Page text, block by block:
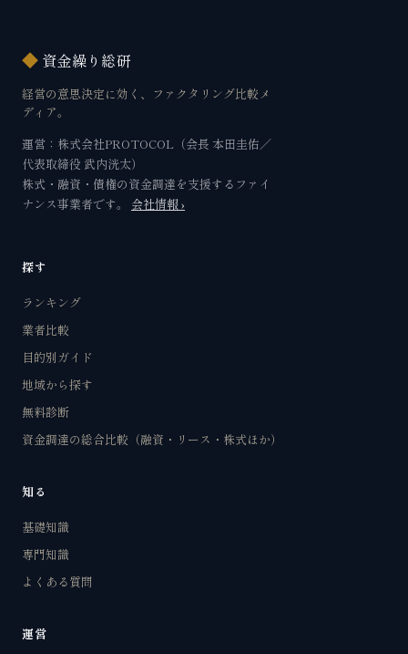
◆ 資金繰り総研
経営の意思決定に効く、ファクタリング比較メ
ディア。
運営：株式会社PROTOCOL（会長 本田圭佑／
代表取締役 武内洸太）
株式・融資・債権の資金調達を支援するファイ
ナンス事業者です。 会社情報 ›
探す
ランキング
業者比較
目的別ガイド
地域から探す
無料診断
資金調達の総合比較（融資・リース・株式ほか）
知る
基礎知識
専門知識
よくある質問
運営